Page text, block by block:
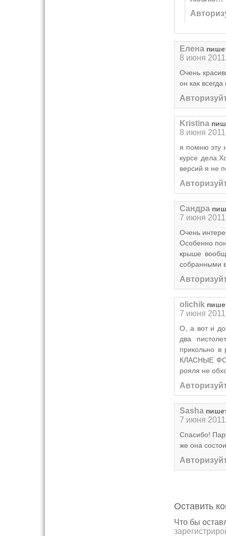
Елена
8 июня
Очень
он как
Kristina
8 июня
я помню эту
курсе
версий я не
Сандра
7 июня
Очень
Особенно
крыше
собранными
olichik
7 июня
О, а вот и
два
прикольно
КЛАСНЫЕ
рояля не
Sasha
7 июня
Спасибо!
же она
Оставить
Что бы